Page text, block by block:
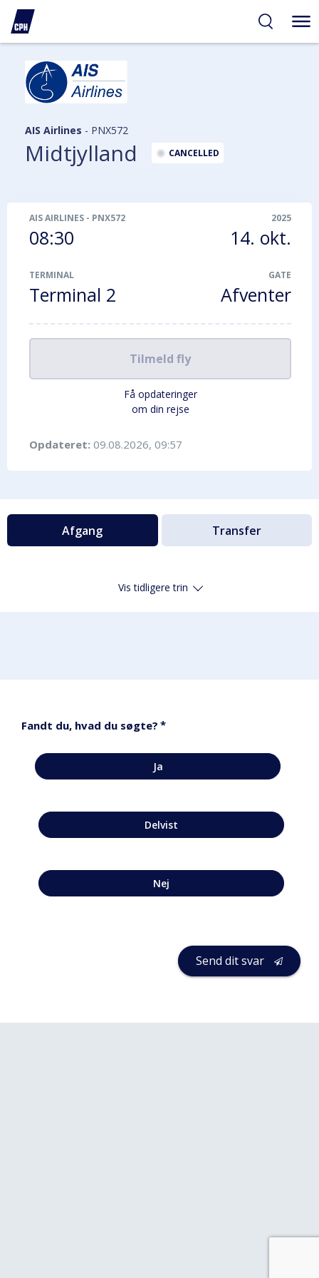
AIS Airlines - PNX572
Midtjylland CANCELLED
AIS AIRLINES - PNX572
08:30
2025
14. okt.
TERMINAL
Terminal 2
GATE
Afventer
Tilmeld fly
Få opdateringer
om din rejse
Opdateret: 09.08.2026, 09:57
Afgang Transfer
Vis tidligere trin
Fandt du, hvad du søgte? *
Ja
Delvist
Nej
Send dit svar